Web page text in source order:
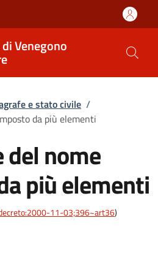
Venegono
e stato civile /
da più elementi
del nome
più elementi
11-03;396~art36)